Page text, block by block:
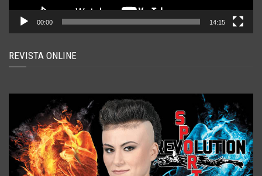
00:00 14:15
REVISTA ONLINE